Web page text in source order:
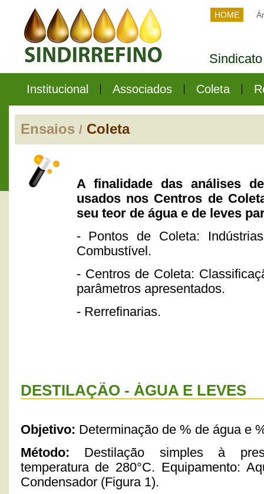
HOME
Institucional Associados Coleta
Ensaios / Coleta
A finalidade das análises
usados nos Centros de
seu teor de água e de leves
- Pontos de Coleta:
Combustível.
- Centros de Coleta:
parâmetros apresentados.
- Rerrefinarias.
DESTILAÇÃO - ÁGUA E LEVES
Objetivo: Determinação de % de água e
Método: Destilação simples à
temperatura de 280°C. Equipamento:
Condensador (Figura 1).